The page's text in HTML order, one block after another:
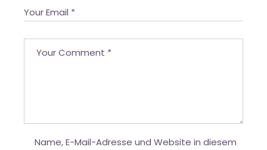
Name, E-Mail-Adresse und Website in diesem